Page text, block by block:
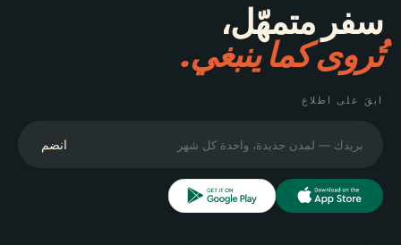
سفر متمهّل،
تُروى كما ينبغي.
ابقَ على اطلاع
انضم